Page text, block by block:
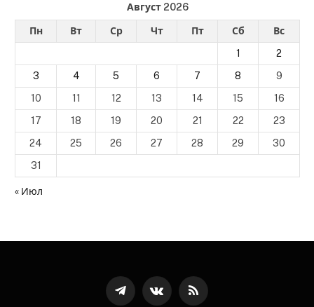
Август 2026
Пн Вт Ср Чт Пт Сб
Вс
1
2
3
4 5 6 7 8
9
10
11 12 13 14 15
16
17
18 19 20 21 22
23
24
25 26 27 28 29
30
31
« Июл
ТелеграммВКонтактеRSS-